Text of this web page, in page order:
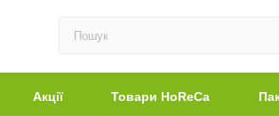
Акції Товари HoReCa